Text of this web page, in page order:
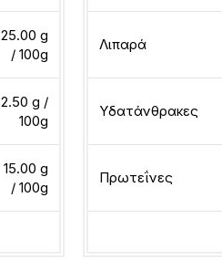
25.00 g
/ 100g
2.50 g /
100g
15.00 g
/ 100g
Λιπαρά
Υδατάνθρακες
Πρωτεΐνες